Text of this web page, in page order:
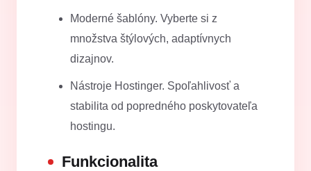
Moderné šablóny. Vyberte si z
množstva štýlových, adaptívnych
dizajnov.
Nástroje Hostinger. Spoľahlivosť a
stabilita od popredného poskytovateľa
hostingu.
Funkcionalita